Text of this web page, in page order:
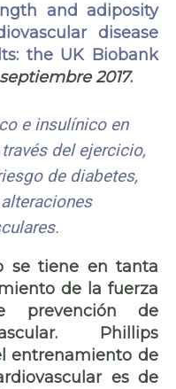
and adiposity
disease
the UK Biobank
2017.
e insulínico en
del ejercicio,
de diabetes,
se tiene en tanta
de la fuerza
prevención de
Phillips
entrenamiento de
es de